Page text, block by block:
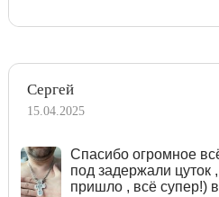
Сергей
15.04.2025
Спасибо огромное
под задержали цуток
пришло , всё супер!)